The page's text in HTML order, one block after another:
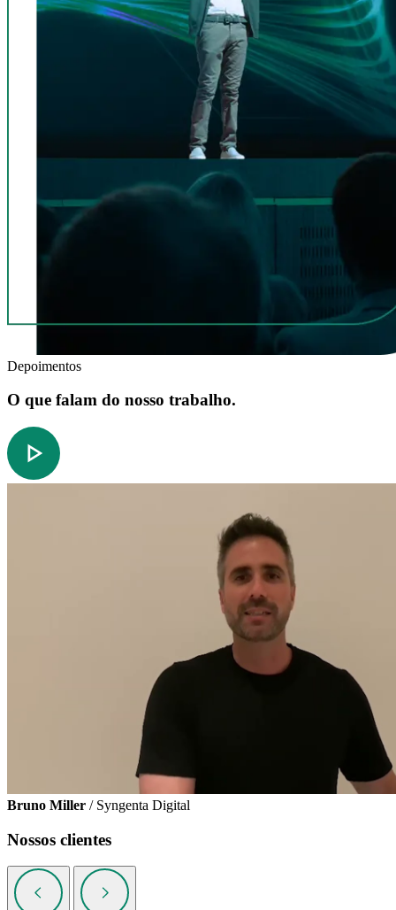
Depoimentos
O que falam do nosso trabalho.
Bruno Miller / Syngenta Digital
Nossos clientes